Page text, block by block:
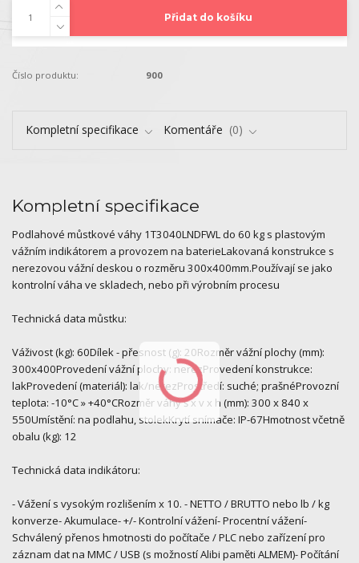
Přidat do košíku
Číslo produktu: 900
Kompletní specifikace Komentáře 0
Kompletní specifikace
Podlahové můstkové váhy 1T3040LNDFWL do 60 kg s plastovým
vážním indikátorem a provozem na baterieLakovaná konstrukce s
nerezovou vážní deskou o rozměru 300x400mm.Používají se jako
kontrolní váha ve skladech, nebo při výrobním procesu
Technická data můstku:
Váživost (kg): 60Dílek - přesnost (g): 20Rozměr vážní plochy (mm):
300x400Provedení vážní plochy: nerezProvedení konstrukce:
lakProvedení (materiál): lak/nerezProstředí: suché; prašnéProvozní
teplota: -10°C » +40°CRozměr váhy š x v x h (mm): 300 x 840 x
550Umístění: na podlahu, stolekKrytí snímače: IP-67Hmotnost včetně
obalu (kg): 12
Technická data indikátoru:
- Vážení s vysokým rozlišením x 10. - NETTO / BRUTTO nebo lb / kg
konverze- Akumulace- +/- Kontrolní vážení- Procentní vážení-
Schválený přenos hmotnosti do počítače / PLC nebo zařízení pro
záznam dat na MMC / USB (s možností Alibi paměti ALMEM)- Počítání